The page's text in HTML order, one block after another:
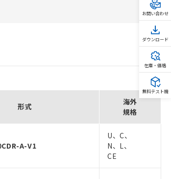
形式
海外
規格
A-V1
U、C、
N、L、
CE
お問い合わせ
ダウンロード
在庫・価格
無料テスト機